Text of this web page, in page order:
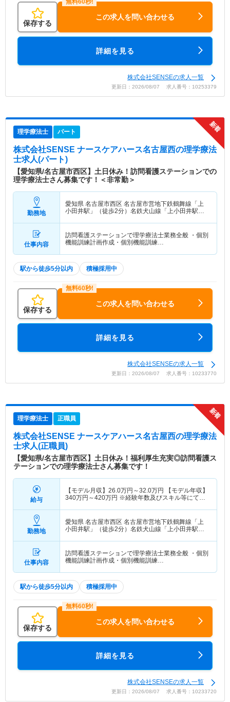
保存する
この求人を問い合わせる
詳細を見る
株式会社SENSEの求人一覧
更新日：2026/08/07 求人番号：10253379
理学療法士 パート
株式会社SENSE ナースケアハース名古屋西の理学療法
士求人(パート)
【愛知県/名古屋市西区】土日休み！訪問看護ステーションでの
理学療法士さん募集です！＜非常勤＞
勤務地
愛知県 名古屋市西区 名古屋市営地下鉄鶴舞線「上
小田井駅」（徒歩2分）名鉄犬山線「上小田井駅」
仕事内容
訪問看護ステーションで理学療法士業務全般 ・個別
機能訓練計画作成・個別機能訓練…
駅から徒歩5分以内 積極採用中
保存する
この求人を問い合わせる
詳細を見る
株式会社SENSEの求人一覧
更新日：2026/08/07 求人番号：10233770
理学療法士 正職員
株式会社SENSE ナースケアハース名古屋西の理学療法
士求人(正職員)
【愛知県/名古屋市西区】土日休み！福利厚生充実◎訪問看護ス
テーションでの理学療法士さん募集です！
給与
【モデル月収】 26.0万円～32.0万円 【モデル年収】
340万円～420万円 ※経験年数及びスキル等にてベ
勤務地
愛知県 名古屋市西区 名古屋市営地下鉄鶴舞線「上
小田井駅」（徒歩2分）名鉄犬山線「上小田井駅」
仕事内容
訪問看護ステーションで理学療法士業務全般 ・個別
機能訓練計画作成・個別機能訓練…
駅から徒歩5分以内 積極採用中
保存する
この求人を問い合わせる
詳細を見る
株式会社SENSEの求人一覧
更新日：2026/08/07 求人番号：10233720